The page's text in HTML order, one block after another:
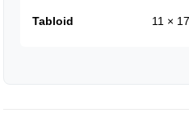
Tabloid 11 ×